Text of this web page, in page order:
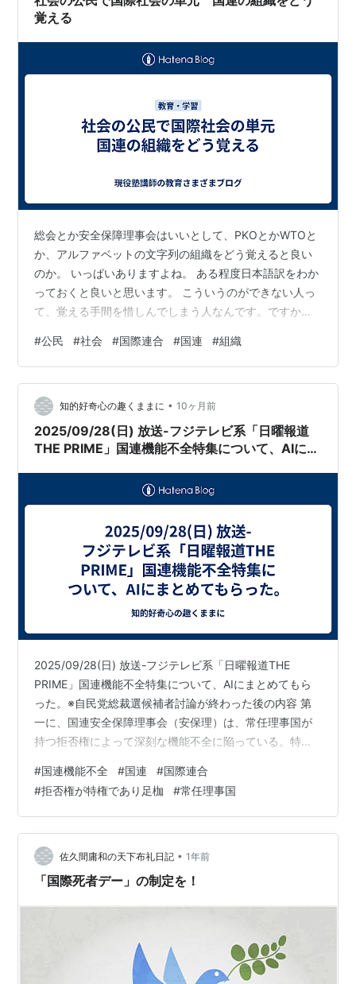
覚える
総会とか安全保障理事会はいいとして、PKOとかWTOと
か、アルファベットの文字列の組織をどう覚えると良い
のか。 いっぱいありますよね。 ある程度日本語訳をわか
っておくと良いと思います。 こういうのができない人っ
て、覚える手間を惜しんでしまう人なんです。ですから
なるんです。 例えばPKOだったらpeace・keeping・
operation、だから平和維持活動、WTOだったらworld・
trade・organization、だから世界貿易機関です。 だいた
いWから始まるのはワールドなんとか、Uから始まるのは
ユナイテッドなんとか、Iから始まるのはイ…
#公民 #社会 #国際連合 #国連 #組織
知的好奇心の趣くままに • 10ヶ月前
2025/09/28(日) 放送-フジテレビ系「日曜報道
THE PRIME」国連機能不全特集について、AIにま
2025/09/28(日) 放送-フジテレビ系「日曜報道THE
PRIME」国連機能不全特集について、AIにまとめてもら
った。※自民党総裁選候補者討論が終わった後の内容 第
一に、国連安全保障理事会（安保理）は、常任理事国が
持つ拒否権によって深刻な機能不全に陥っている。特
クライナ侵攻に対するロシア自身の拒否権行使は、安保
理が紛争を停止させる能力を失っている現状を象徴して
いる。 この制度は第二次世界大戦後、大国の協調を目的
としてソ連の強い要求で設立されたが、現在では大国の
利害を優先させ、国際平和を脅かす要因となっている。
一方で、米国の影響力低下と中…
#国連機能不全 #国連 #国際連合
#拒否権が特権であり足枷 #常任理事国
佐久間庸和の天下布礼日記 • 1年前
「国際死者デー」の制定を！